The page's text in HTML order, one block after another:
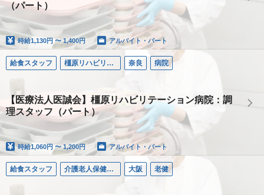
（パート）
時給1,130円 〜 1,400円 アルバイト・パート
給食スタッフ 橿原リハビリテーション病院 奈良 病院
【医療法人医誠会】橿原リハビリテーション病院：調
理スタッフ（パート）
時給1,060円 〜 1,200円 アルバイト・パート
給食スタッフ 介護老人保健施設エスペラル東淀川 大阪 老健